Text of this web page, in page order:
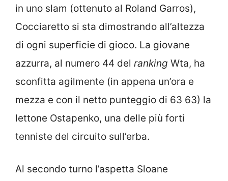
in uno slam (ottenuto al Roland Garros),
Cocciaretto si sta dimostrando all’altezza
di ogni superficie di gioco. La giovane
azzurra, al numero 44 del ranking Wta, ha
sconfitta agilmente (in appena un’ora e
mezza e con il netto punteggio di 63 63) la
lettone Ostapenko, una delle più forti
tenniste del circuito sull’erba.
Al secondo turno l’aspetta Sloane